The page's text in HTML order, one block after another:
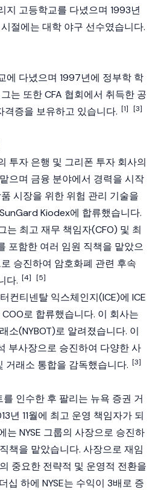
지 고등학교를 다녔으며 1993년
절에는 대학 야구 선수였습니다.
에 다녔으며 1997년에 정부학 학
는 또한 CFA 협회에서 취득한 공
격증을 보유하고 있습니다. [1] [3]
투자 은행 및 그리폰 투자 회사의
으며 금융 분야에서 경력을 시작
시장을 위한 위험 관리 기술을
Kiodex에 합류했습니다.
는 최고 재무 책임자(CFO) 및 최
포함한 여러 임원 직책을 맡았으
승진하여 암호화폐 관련 후속
다. [4] [5]
컨티넨탈 익스체인지(ICE)에 ICE
로 합류했습니다. 이 회사는
소(NYBOT)로 알려졌습니다. 이
부사장으로 승진하여 다양한 사
거래소 통합을 감독했습니다. [3]
를 인수한 후 팔리는 뉴욕 증권 거
년 11월에 최고 운영 책임자가 되
는 NYSE 그룹의 사장으로 승진하
책을 맡았습니다. 사장으로 재임
중요한 전략적 및 운영적 전환을
십 하에 NYSE는 수익이 3배로 증